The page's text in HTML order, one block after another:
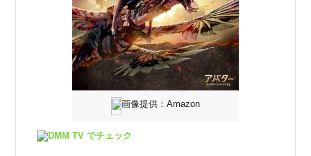
画像提供：Amazon
DMM TV でチェック